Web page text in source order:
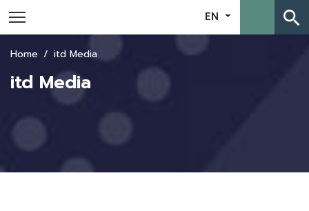
EN search
Home itd Media
itd Media